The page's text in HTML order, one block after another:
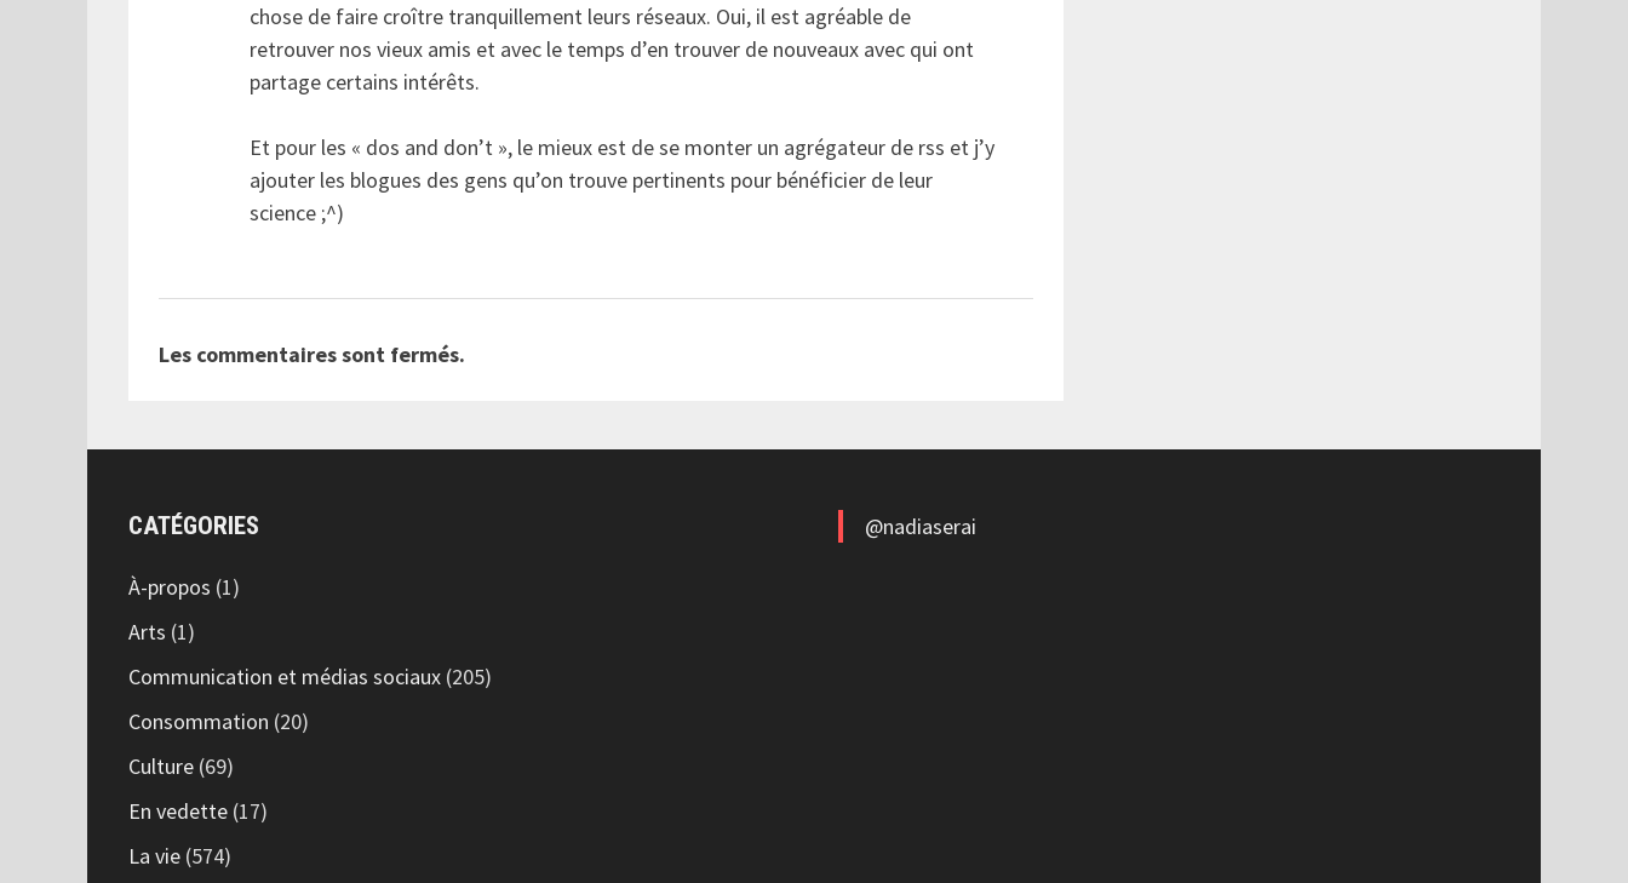
chose de faire croître tranquillement leurs réseaux. Oui, il est agréable de
retrouver nos vieux amis et avec le temps d’en trouver de nouveaux avec qui ont
partage certains intérêts.
Et pour les « dos and don’t », le mieux est de se monter un agrégateur de rss et j’y
ajouter les blogues des gens qu’on trouve pertinents pour bénéficier de leur
science ;^)
Les commentaires sont fermés.
CATÉGORIES
À-propos (1)
Arts (1)
Communication et médias sociaux (205)
Consommation (20)
Culture (69)
En vedette (17)
La vie (574)
@nadiaserai